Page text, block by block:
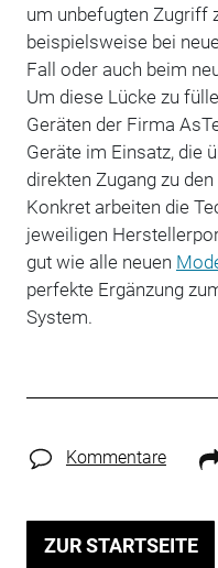
um unbefugten Zugriff
beispielsweise bei
Fall oder auch beim
Um diese Lücke zu
Geräten der Firma
Geräte im Einsatz, die
direkten Zugang zu
Konkret arbeiten die
jeweiligen
gut wie alle neuen
perfekte Ergänzung
System.
Kommentare
ZUR STARTSEITE